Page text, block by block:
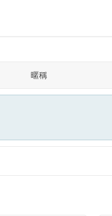
暱稱